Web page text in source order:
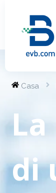
Casa
di